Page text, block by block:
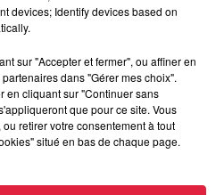
à Strasbourg :
Trautmann réagit
de Mulhouse : rencontre
devices; Identify devices based on
sur "Accepter et fermer", ou affiner en
dans "Gérer mes choix".
en cliquant sur "Continuer sans
que pour ce site. Vous
retirer votre consentement à tout
situé en bas de chaque page.